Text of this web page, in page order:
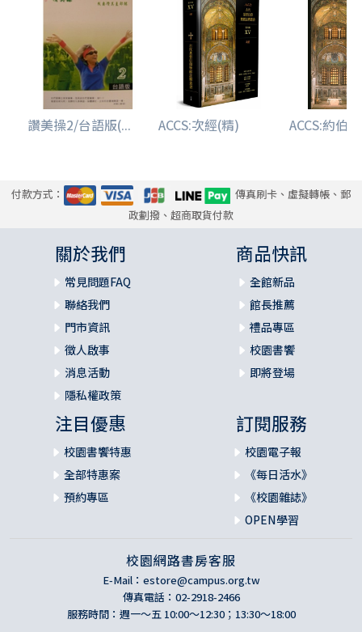
讚美操2/台語版(... ACCS:次經(精) ACCS:約伯
付款方式：
傳真刷卡、虛擬轉帳、郵
政劃撥、超商取貨付款
關於我們
常見問題FAQ
聯絡我們
門市資訊
徵人啟事
消息活動
隱私權政策
商品快訊
全館新品
館長推薦
禮品專區
校園書饗
即將登場
注目優惠
校園書饗特惠
全部特惠案
預約專區
訂閱服務
校園電子報
《每日活水》
《校園雜誌》
OPEN學習
校園網路書房客服
E-Mail： estore@campus.org.tw
傳真電話：02-2918-2466
服務時間：週一～五 10:00～12:30；13:30～18:00